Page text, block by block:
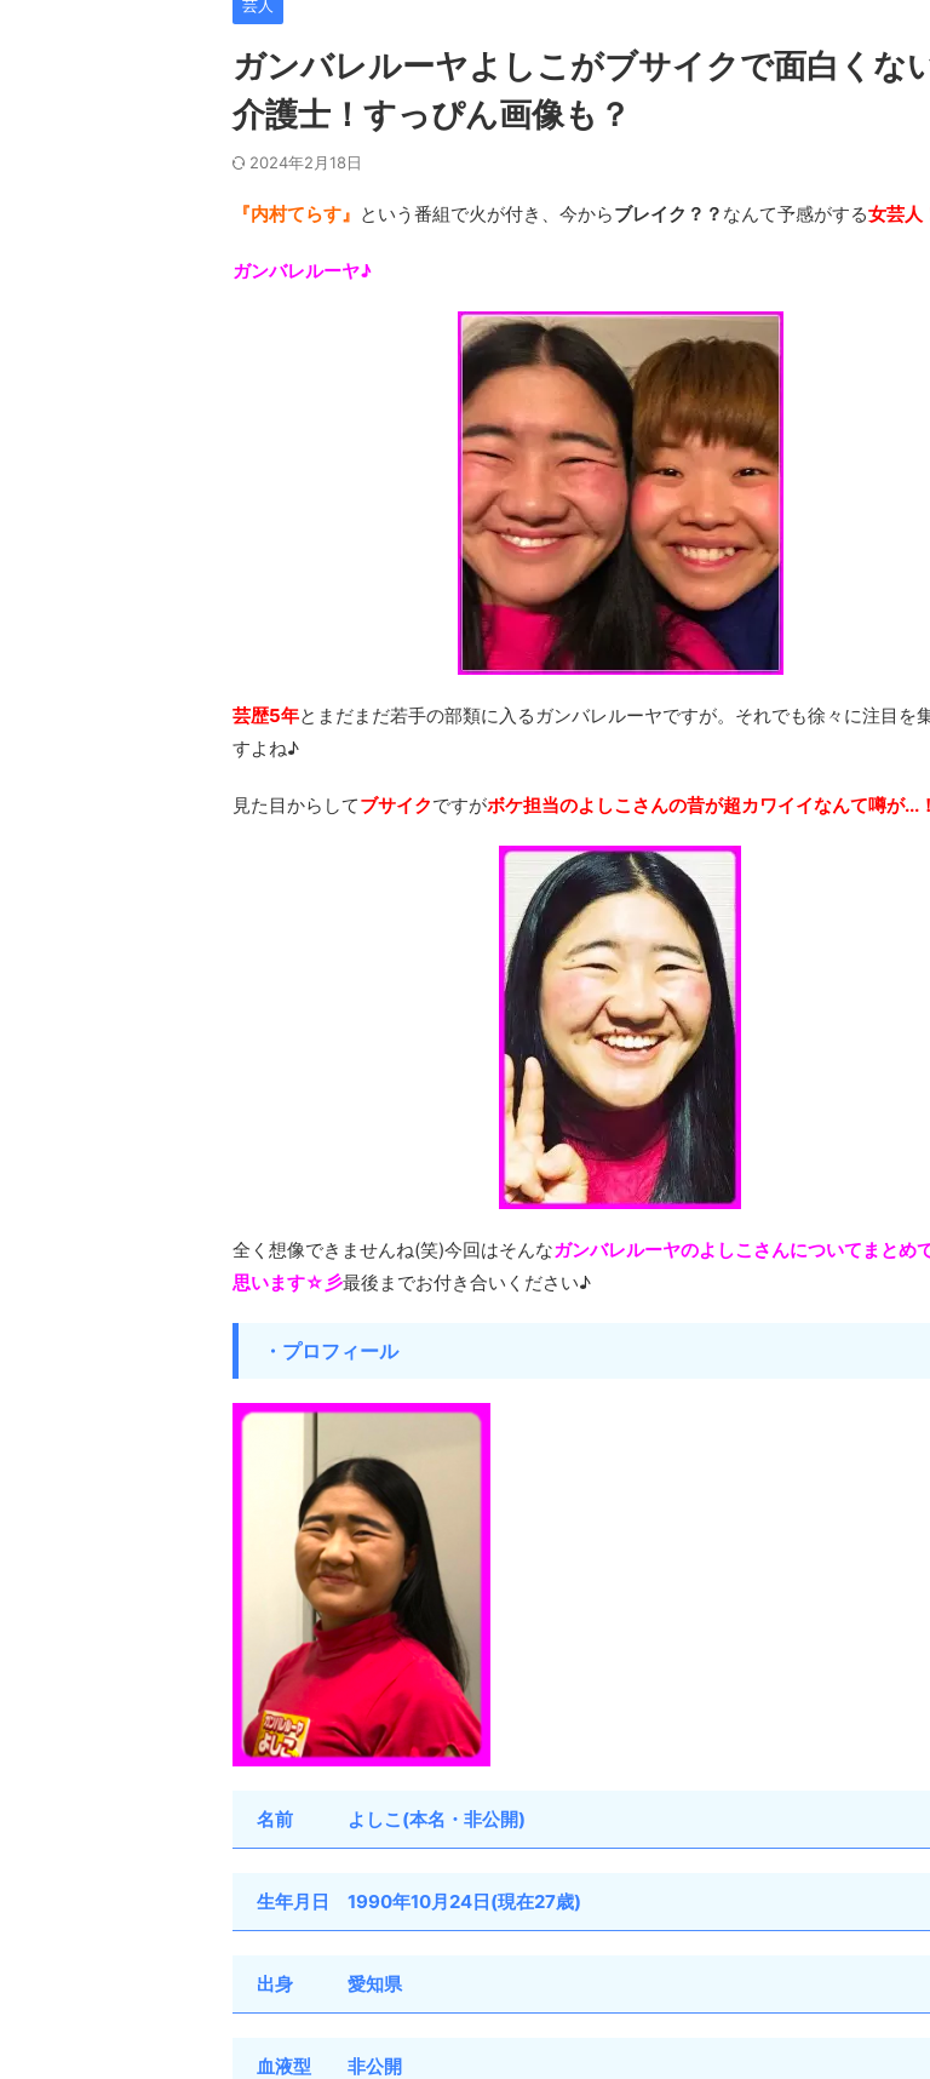
芸人
ガンバレルーヤよしこがブサイクで面白くな
介護士！すっぴん画像も？
2024年2月18日
『内村てらす』 という番組で火が付き、今からブレイク？？ なんて予感がする女芸人
ガンバレルーヤ♪
芸歴5年とまだまだ若手の部類に入るガンバレルーヤですが。それでも徐々に注目を
すよね♪
見た目からしてブサイクですがボケ担当のよしこさんの昔が超カワイイなんて噂が...
全く想像できませんね(笑)今回はそんなガンバレルーヤのよしこさんについてまとめ
思います☆彡最後までお付き合いください♪
・プロフィール
名前 よしこ(本名・非公開)
生年月日 1990年10月24日(現在27歳)
出身 愛知県
血液型 非公開